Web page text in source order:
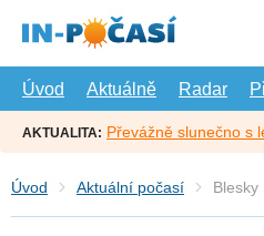
hlavní
Úvod
Aktuálně Radar
AKTUALITA: Převážně slunečno s
Úvod Aktuální počasí Blesky